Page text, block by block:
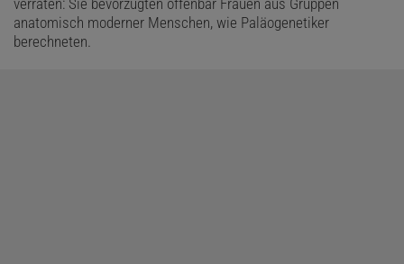
verraten: Sie bevorzugten offenbar Frauen aus Gruppen
anatomisch moderner Menschen, wie Paläogenetiker
berechneten.